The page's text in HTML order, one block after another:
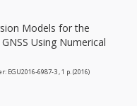
Models for the
Using Numerical
EGU2016-6987-3 , 1 p. (2016)